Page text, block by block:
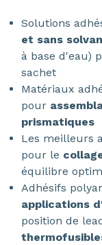
Solutions
et sans
à base d'eau)
sachet
Matériaux
pour
prismatiques
Les meilleurs
pour le
équilibre
Adhésifs
applications
position de